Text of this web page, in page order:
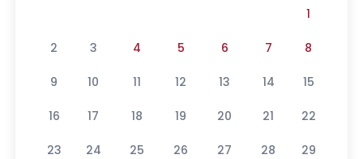
1
2 3 4 5 6 7 8
9 10 11 12 13 14 15
16 17 18 19 20 21 22
23 24 25 26 27 28 29